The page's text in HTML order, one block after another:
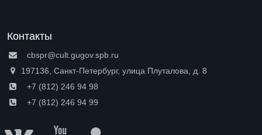
Контакты
cbspr@cult.gugov.spb.ru
197136, Санкт-Петербург, улица Плуталова, д. 8
+7 (812) 246 94 98
+7 (812) 246 94 99